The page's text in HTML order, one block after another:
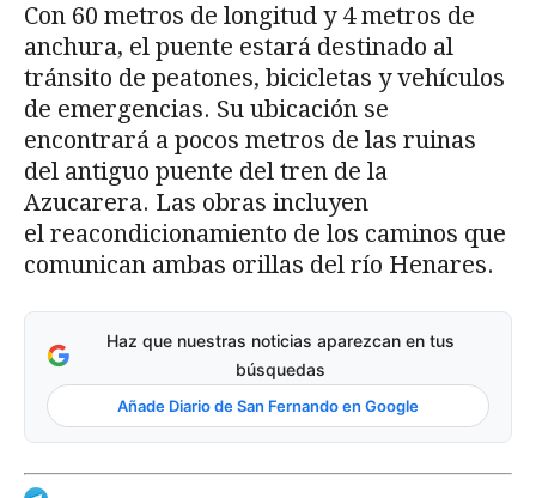
Con 60 metros de longitud y 4 metros de
anchura, el puente estará destinado al
tránsito de peatones, bicicletas y vehículos
de emergencias. Su ubicación se
encontrará a pocos metros de las ruinas
del antiguo puente del tren de la
Azucarera. Las obras incluyen
el reacondicionamiento de los caminos que
comunican ambas orillas del río Henares.
Haz que nuestras noticias aparezcan en tus
búsquedas
Añade Diario de San Fernando en Google